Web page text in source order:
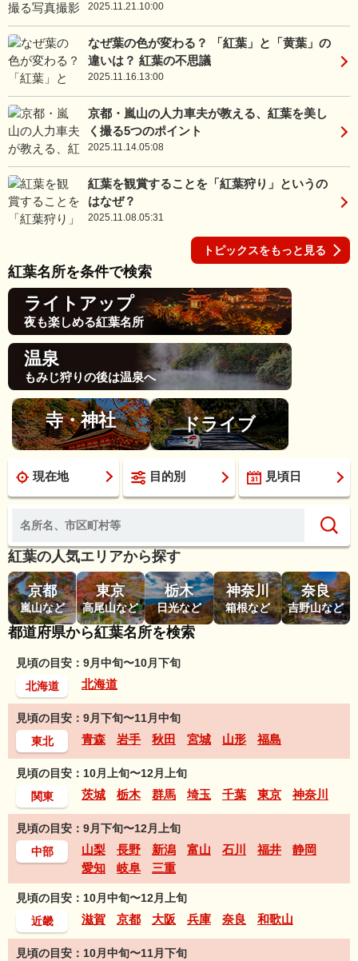
2025.11.21.10:00
なぜ葉の色が変わる？ 「紅葉」と「黄葉」の
違いは？ 紅葉の不思議
2025.11.16.13:00
京都・嵐山の人力車夫が教える、紅葉を美し
く撮る5つのポイント
2025.11.14.05:08
紅葉を観賞することを「紅葉狩り」というの
はなぜ？
2025.11.08.05:31
トピックスをもっと見る
紅葉名所を条件で検索
ライトアップ
夜も楽しめる紅葉名所
温泉
もみじ狩りの後は温泉へ
寺・神社 ドライブ
現在地 目的別 見頃日
紅葉の人気エリアから探す
京都
嵐山など
東京
高尾山など
栃木
日光など
神奈川
箱根など
奈良
吉野山など
都道府県から紅葉名所を検索
見頃の目安：9月中旬〜10月下旬
北海道
北海道
見頃の目安：9月下旬〜11月中旬
東北
青森 岩手 秋田 宮城 山形 福島
見頃の目安：10月上旬〜12月上旬
関東
茨城 栃木 群馬 埼玉 千葉 東京 神奈川
見頃の目安：9月下旬〜12月上旬
中部
山梨 長野 新潟 富山 石川 福井
静岡
愛知
岐阜 三重
見頃の目安：10月中旬〜12月上旬
近畿
滋賀 京都 大阪 兵庫 奈良 和歌山
見頃の目安：10月中旬〜11月下旬